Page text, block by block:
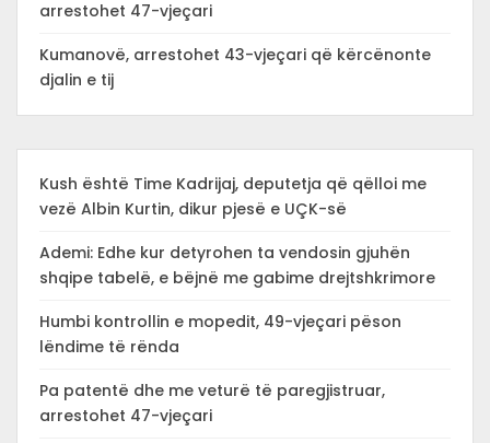
arrestohet 47-vjeçari
Kumanovë, arrestohet 43-vjeçari që kërcënonte
djalin e tij
Kush është Time Kadrijaj, deputetja që qëlloi me
vezë Albin Kurtin, dikur pjesë e UÇK-së
Ademi: Edhe kur detyrohen ta vendosin gjuhën
shqipe tabelë, e bëjnë me gabime drejtshkrimore
Humbi kontrollin e mopedit, 49-vjeçari pëson
lëndime të rënda
Pa patentë dhe me veturë të paregjistruar,
arrestohet 47-vjeçari